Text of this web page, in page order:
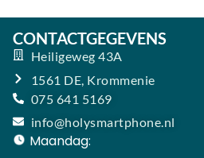
CONTACTGEGEVENS
Heiligeweg 43A
1561 DE, Krommenie
075 641 5169
info@holysmartphone.nl
Maandag: